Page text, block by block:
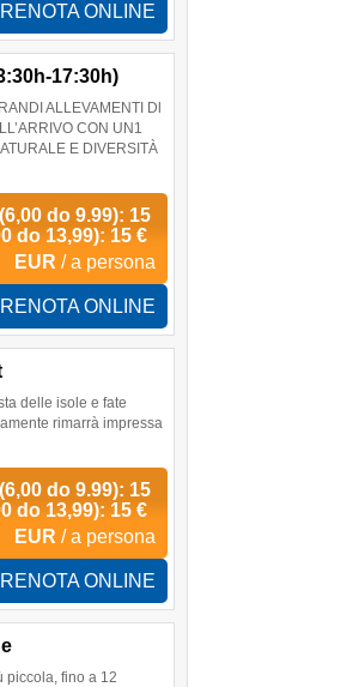
ONLINE
17:30h)
ALLEVAMENTI Dl
CON UN1
E DIVERSITÀ
do 9.99): 15
do 13,99): 15 €
EUR / a persona
ONLINE
delle isole e fate
rimarrà impressa
do 9.99): 15
do 13,99): 15 €
EUR / a persona
ONLINE
piccola, fino a 12